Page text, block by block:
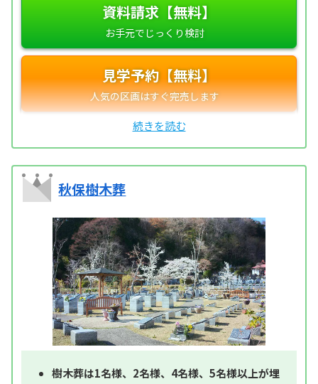
資料請求【無料】
見学予約【無料】
秋保樹木葬
樹木葬は1名様、2名様、4名様、5名様以上が埋